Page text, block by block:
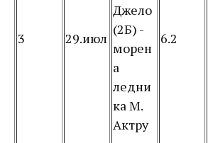
3 29.июл
Джело
(2Б) -
морен
а
ледни
ка М.
Актру
6.2